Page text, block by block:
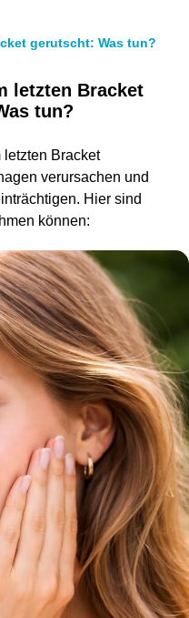
gerutscht: Was tun?
letzten Bracket
tun?
Bracket
verursachen und
Hier sind
können: